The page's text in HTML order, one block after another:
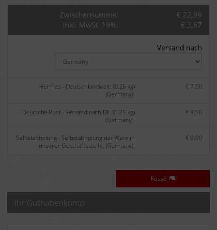
Zwischensumme:
€ 22,99
inkl. MwSt. 19%:
€ 3,67
Versand nach
Hermes - Deutschlandweit: (0.25 kg)
(Germany):
€ 7,00
Deutsche Post - Versand nach DE: (0.25 kg)
(Germany):
€ 9,50
Selbstabholung - Selbstabholung der Ware in
unserer Geschäftsstelle. (Germany):
€ 0,00
Kasse
Ihr Guthabenkonto